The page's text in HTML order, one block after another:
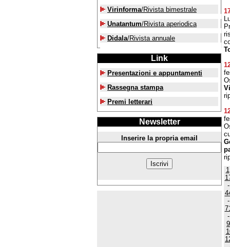
Virinforma/Rivista bimestrale
Unatantum/Rivista aperiodica
Didala/Rivista annuale
Link
Presentazioni e appuntamenti
Rassegna stampa
Premi letterari
Newsletter
Inserire la propria email
1